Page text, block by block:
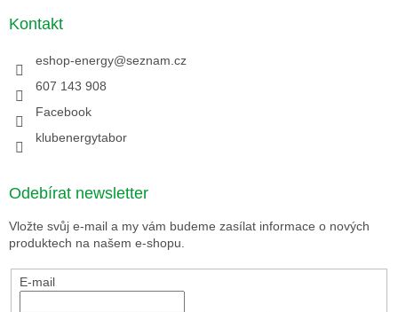
Kontakt
eshop-energy@seznam.cz
607 143 908
Facebook
klubenergytabor
Odebírat newsletter
Vložte svůj e-mail a my vám budeme zasílat informace o nových
produktech na našem e-shopu.
E-mail